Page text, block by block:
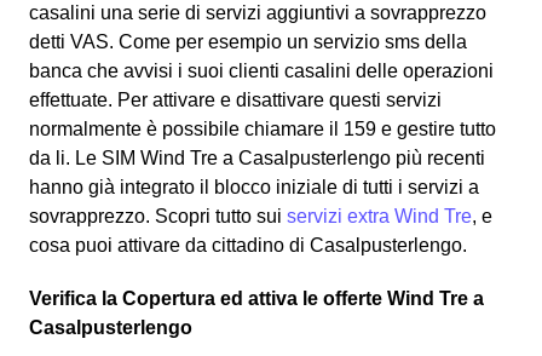
casalini una serie di servizi aggiuntivi a sovrapprezzo
detti VAS. Come per esempio un servizio sms della
banca che avvisi i suoi clienti casalini delle operazioni
effettuate. Per attivare e disattivare questi servizi
normalmente è possibile chiamare il 159 e gestire tutto
da li. Le SIM Wind Tre a Casalpusterlengo più recenti
hanno già integrato il blocco iniziale di tutti i servizi a
sovrapprezzo. Scopri tutto sui servizi extra Wind Tre, e
cosa puoi attivare da cittadino di Casalpusterlengo.
Verifica la Copertura ed attiva le offerte Wind Tre a
Casalpusterlengo